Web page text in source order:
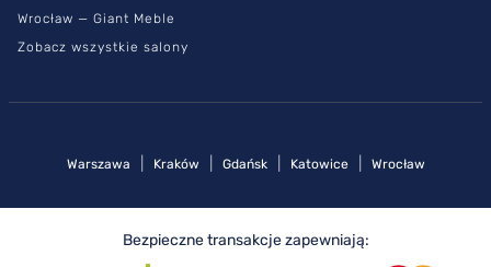
Wrocław — Giant Meble
Zobacz wszystkie salony
Warszawa Kraków Gdańsk Katowice Wrocław
Bezpieczne transakcje zapewniają: